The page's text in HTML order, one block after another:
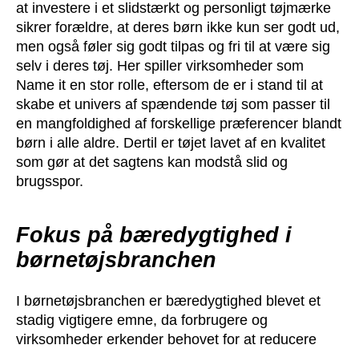
at investere i et slidstærkt og personligt tøjmærke
sikrer forældre, at deres børn ikke kun ser godt ud,
men også føler sig godt tilpas og fri til at være sig
selv i deres tøj. Her spiller virksomheder som
Name it en stor rolle, eftersom de er i stand til at
skabe et univers af spændende tøj som passer til
en mangfoldighed af forskellige præferencer blandt
børn i alle aldre. Dertil er tøjet lavet af en kvalitet
som gør at det sagtens kan modstå slid og
brugsspor.
Fokus på bæredygtighed i
børnetøjsbranchen
I børnetøjsbranchen er bæredygtighed blevet et
stadig vigtigere emne, da forbrugere og
virksomheder erkender behovet for at reducere